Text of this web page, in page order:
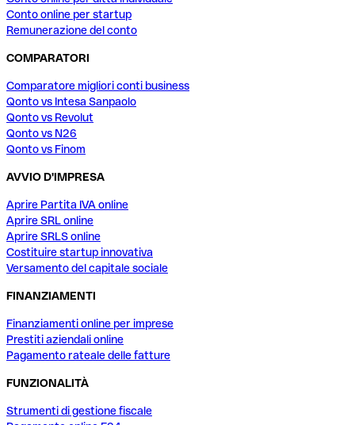
Conto online per startup
Remunerazione del conto
COMPARATORI
Comparatore migliori conti business
Qonto vs Intesa Sanpaolo
Qonto vs Revolut
Qonto vs N26
Qonto vs Finom
AVVIO D'IMPRESA
Aprire Partita IVA online
Aprire SRL online
Aprire SRLS online
Costituire startup innovativa
Versamento del capitale sociale
FINANZIAMENTI
Finanziamenti online per imprese
Prestiti aziendali online
Pagamento rateale delle fatture
FUNZIONALITÀ
Strumenti di gestione fiscale